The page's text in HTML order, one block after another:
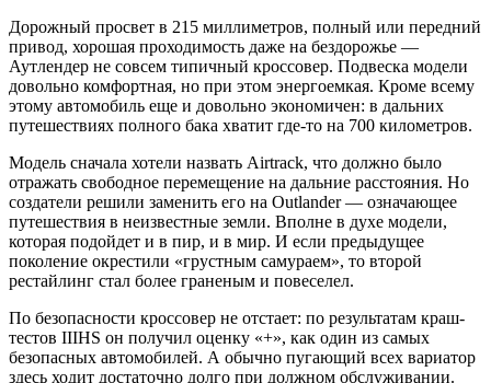
Дорожный просвет в 215 миллиметров, полный или передний
привод, хорошая проходимость даже на бездорожье —
Аутлендер не совсем типичный кроссовер. Подвеска модели
довольно комфортная, но при этом энергоемкая. Кроме всему
этому автомобиль еще и довольно экономичен: в дальних
путешествиях полного бака хватит где-то на 700 километров.
Модель сначала хотели назвать Airtrack, что должно было
отражать свободное перемещение на дальние расстояния. Но
создатели решили заменить его на Outlander — означающее
путешествия в неизвестные земли. Вполне в духе модели,
которая подойдет и в пир, и в мир. И если предыдущее
поколение окрестили «грустным самураем», то второй
рестайлинг стал более граненым и повеселел.
По безопасности кроссовер не отстает: по результатам краш-
тестов IIIHS он получил оценку «+», как один из самых
безопасных автомобилей. А обычно пугающий всех вариатор
здесь ходит достаточно долго при должном обслуживании.